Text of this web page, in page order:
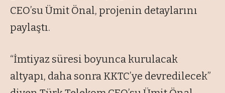
CEO’su Ümit Önal, projenin detaylarını
paylaştı.
“İmtiyaz süresi boyunca kurulacak
altyapı, daha sonra KKTC’ye devredilecek”